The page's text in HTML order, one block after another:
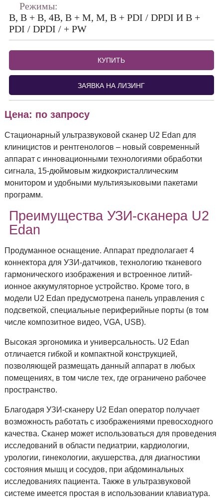
Режимы:
B, B + B, 4B, B + M, M, B + PDI / DPDI И B +
PDI / DPDI / + PW
КУПИТЬ
ЗАЯВКА НА ЛИЗИНГ
Цена: по запросу
Стационарный ультразвуковой сканер U2 Edan для
клиницистов и рентгенологов – новый современный
аппарат с инновационными технологиями обработки
сигнала, 15-дюймовым жидкокристаллическим
монитором и удобными мультиязыковыми пакетами
программ.
Преимущества УЗИ-сканера U2
Edan
Продуманное оснащение. Аппарат предполагает 4
коннектора для УЗИ-датчиков, технологию тканевого
гармонического изображения и встроенное литий-
ионное аккумуляторное устройство. Кроме того, в
модели U2 Edan предусмотрена панель управления с
подсветкой, специальные периферийные порты (в том
числе композитное видео, VGA, USB).
Высокая эргономика и универсальность. U2 Edan
отличается гибкой и компактной конструкцией,
позволяющей размещать данный аппарат в любых
помещениях, в том числе тех, где ограничено рабочее
пространство.
Благодаря УЗИ-сканеру U2 Edan оператор получает
возможность работать с изображениями превосходного
качества. Сканер может использоваться для проведения
исследований в области педиатрии, кардиологии,
урологии, гинекологии, акушерства, для диагностики
состояния мышц и сосудов, при абдоминальных
исследованиях пациента. Также в ультразвуковой
системе имеется простая в использовании клавиатура.